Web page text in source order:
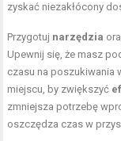
zyskać niezakłócony
Przygotuj narzędzia
Upewnij się, że masz
czasu na poszukiwania
miejscu, by zwiększyć
zmniejsza potrzebę
oszczędza czas w